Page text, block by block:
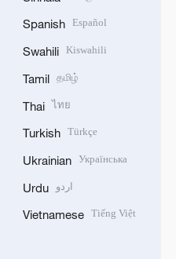
Spanish Español
Swahili Kiswahili
Tamil தமிழ்
Thai ไทย
Turkish Türkçe
Ukrainian Українська
Urdu اردو
Vietnamese Tiếng Việt